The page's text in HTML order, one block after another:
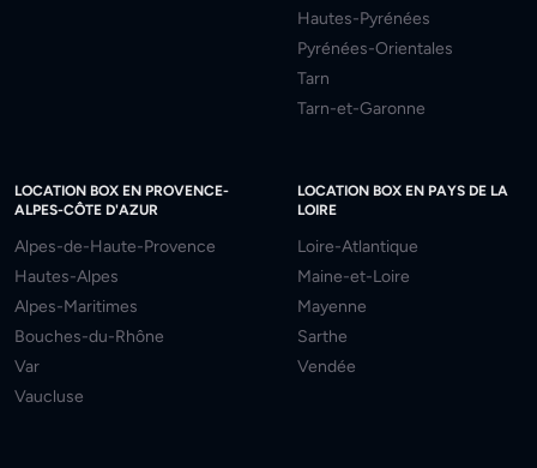
Hautes-Pyrénées
Pyrénées-Orientales
Tarn
Tarn-et-Garonne
LOCATION BOX EN PROVENCE-
ALPES-CÔTE D'AZUR
Alpes-de-Haute-Provence
Hautes-Alpes
Alpes-Maritimes
Bouches-du-Rhône
Var
Vaucluse
LOCATION BOX EN PAYS DE LA
LOIRE
Loire-Atlantique
Maine-et-Loire
Mayenne
Sarthe
Vendée